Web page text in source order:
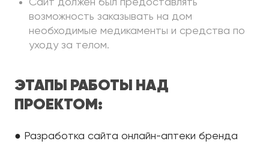
Сайт должен был предоставлять
возможность заказывать на дом
необходимые медикаменты и средства по
уходу за телом.
ЭТАПЫ РАБОТЫ НАД
ПРОЕКТОМ:
● Разработка сайта онлайн-аптеки бренда